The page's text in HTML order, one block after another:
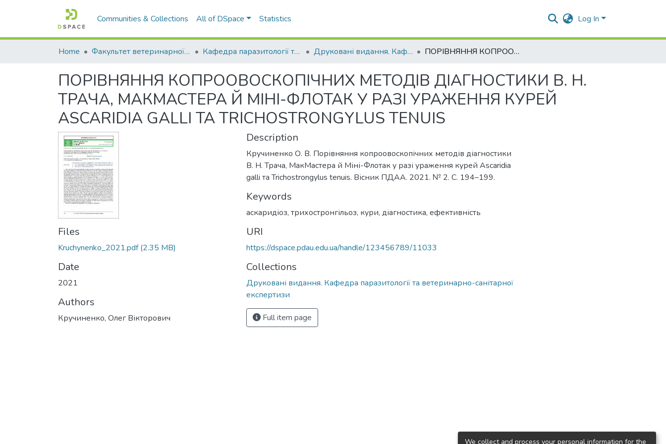
Communities & Collections All of DSpace Statistics Log In
Home Факультет ветеринарної медицини Кафедра паразитології та ветеринарно-санітарної експертизи Друковані видання. Кафедра паразитології та ветеринарно-санітарної експертизи ПОРІВНЯННЯ КОПРООВОСКОПІЧНИХ МЕТОДІВ ДІАГНОСТИКИ В. Н. ТРАЧА, МАКМАСТЕРА Й МІНІ-ФЛОТАК У РАЗІ УРАЖЕННЯ КУРЕЙ ASCARIDIA GALLI ТА TRICHOSTRONGYLUS TENUIS
ПОРІВНЯННЯ КОПРООВОСКОПІЧНИХ МЕТОДІВ ДІАГНОСТИКИ В. Н.
ТРАЧА, МАКМАСТЕРА Й МІНІ-ФЛОТАК У РАЗІ УРАЖЕННЯ КУРЕЙ
ASCARIDIA GALLI ТА TRICHOSTRONGYLUS TENUIS
Files
Kruchynenko_2021.pdf(2.35 MB)
Date
2021
Authors
Кручиненко, Олег Вікторович
Description
Кручиненко О. В. Порівняння копроовоскопічних методів діагностики
В. Н. Трача, МакМастера й Міні-Флотак у разі ураження курей Ascaridia
galli та Trichostrongylus tenuis. Вісник ПДАА. 2021. № 2. С. 194–199.
Keywords
аскаридіоз, трихостронгільоз, кури, діагностика, ефективність
URI
https://dspace.pdau.edu.ua/handle/123456789/11033
Collections
Друковані видання. Кафедра паразитології та ветеринарно-санітарної
експертизи
Full item page
We collect and process your personal information for the